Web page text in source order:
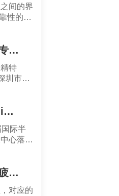
间的界
性的关
为了达
进行
深圳市福英达荣获国家级专精特新“小巨人”企业称号
特
圳市福
称号。
福英达超微锡膏：Mini/Micro LED新型显示的性能材料创新
际半
心落下
芯片
优化锡膏形状来改善电阻疲劳寿命-深圳市福英达
对应的